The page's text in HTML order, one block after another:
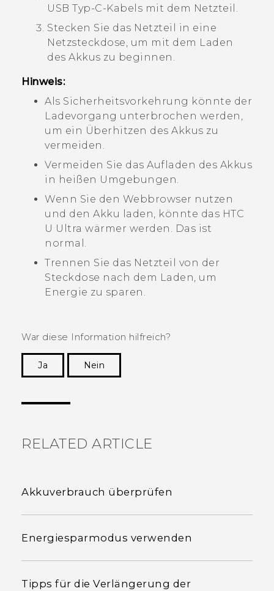
USB Typ-C-Kabels mit dem Netzteil.
Stecken Sie das Netzteil in eine
Netzsteckdose, um mit dem Laden
des Akkus zu beginnen.
Hinweis:
Als Sicherheitsvorkehrung könnte der
Ladevorgang unterbrochen werden,
um ein Überhitzen des Akkus zu
vermeiden.
Vermeiden Sie das Aufladen des Akkus
in heißen Umgebungen.
Wenn Sie den Webbrowser nutzen
und den Akku laden, könnte das HTC
U Ultra wärmer werden. Das ist
normal.
Trennen Sie das Netzteil von der
Steckdose nach dem Laden, um
Energie zu sparen.
War diese Information hilfreich?
Ja
Nein
RELATED ARTICLE
Akkuverbrauch überprüfen
Energiesparmodus verwenden
Tipps für die Verlängerung der